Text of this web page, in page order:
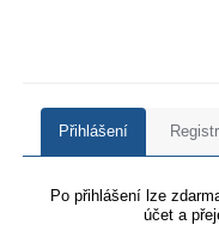
Přihlášení
Po přihlášení lze
účet a